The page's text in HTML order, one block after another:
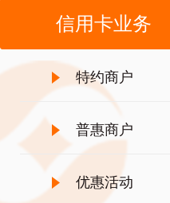
信用卡业务
特约商户
普惠商户
优惠活动